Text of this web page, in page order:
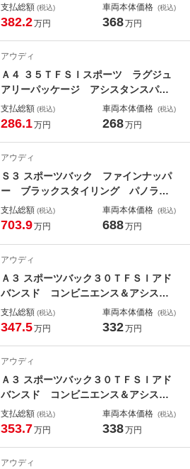
ｉｎｇｓ ＆ブラックスタイリングパ
ッケージ １５スポークデザイン２１
クグラスルックコントロールパネル
認定中古車
支払総額 (税込)
382.2万円
車両本体価格 (税込)
368万円
アウディ
Ａ４ ３５ＴＦＳＩスポーツ ラグジュ
アリーパッケージ アシスタンスパッ
ケージ アシスタンスベーシックパッ
ケージ シートヒーター（フロント＆
ッドライト 認定中古車
支払総額 (税込)
286.1万円
車両本体価格 (税込)
268万円
アウディ
Ｓ３ スポーツバック ファインナッパ
ー ブラックスタイリング パノラマ
サンルーフ ダンピングコントロール
サスペンション ＳＯＮＯＳ カラー
支払総額 (税込)
703.9万円
車両本体価格 (税込)
688万円
アウディ
Ａ３ スポーツバック３０ＴＦＳＩアド
バンスド コンビニエンス＆アシスタ
ンスパッケージ ナビゲーションパッ
ケージ 認定中古車
支払総額 (税込)
347.5万円
車両本体価格 (税込)
332万円
アウディ
Ａ３ スポーツバック３０ＴＦＳＩアド
バンスド コンビニエンス＆アシスタ
ンスパッケージ ナビゲーションパッ
ケージ 認定中古車
支払総額 (税込)
353.7万円
車両本体価格 (税込)
338万円
アウディ